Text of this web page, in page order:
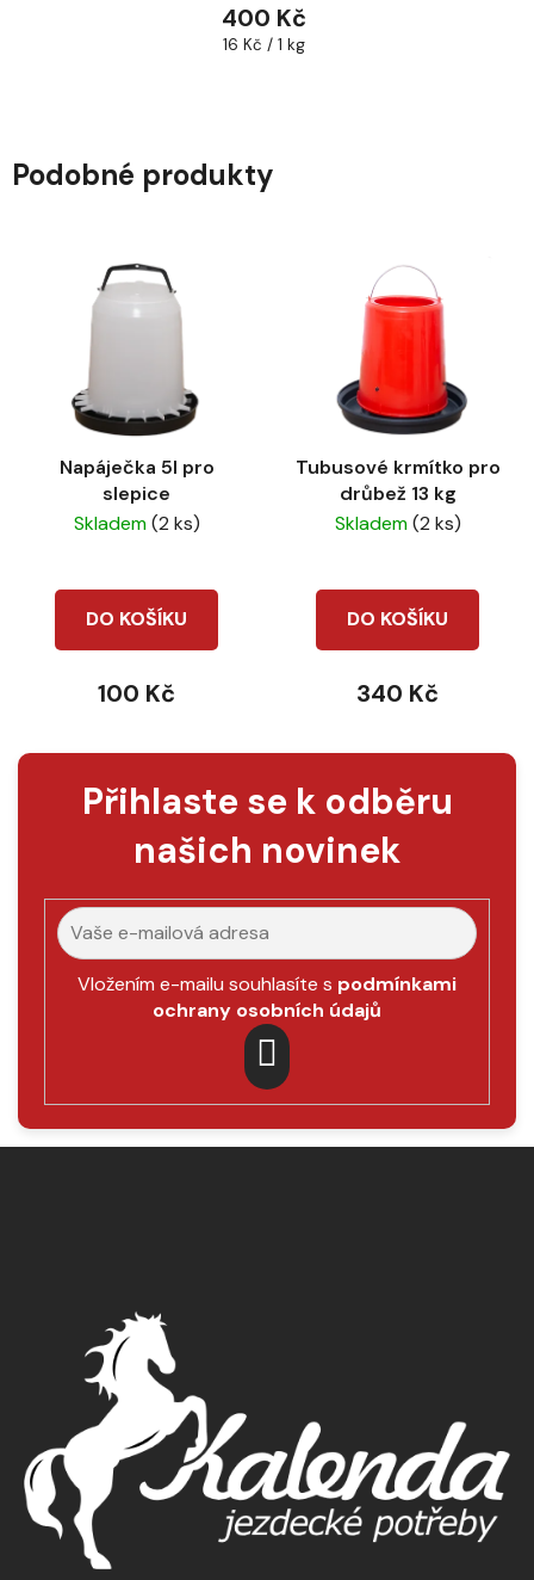
400 Kč
Měrná
16 Kč / 1 kg
Podobné produkty
Napáječka 5l pro
slepice
Skladem(2 ks)
DO KOŠÍKU
100 Kč
Tubusové krmítko pro
drůbež 13 kg
Skladem(2 ks)
DO KOŠÍKU
340 Kč
Přihlaste se k odběru
našich novinek
Vložením e-mailu souhlasíte s podmínkami
ochrany osobních údajů
PŘIHLÁSIT
SE